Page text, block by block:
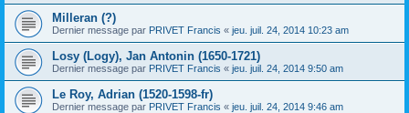
Milleran (?)
Dernier message par PRIVET Francis « jeu. juil. 24, 2014 10:23 am
Losy (Logy), Jan Antonin (1650-1721)
Dernier message par PRIVET Francis « jeu. juil. 24, 2014 9:50 am
Le Roy, Adrian (1520-1598-fr)
Dernier message par PRIVET Francis « jeu. juil. 24, 2014 9:46 am